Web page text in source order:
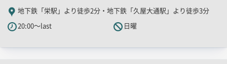
舗
PR
キ
地下鉄「栄駅」より徒歩2分・地下鉄「久屋大通駅」より徒歩3分
20:00～last
日曜